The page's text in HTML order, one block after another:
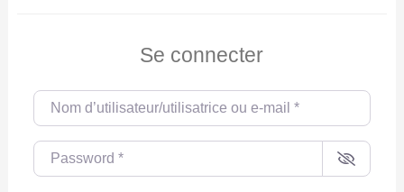
Se connecter
Nom d’utilisateur/utilisatrice ou e-mail
Password